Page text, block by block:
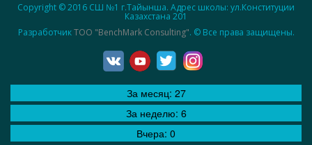
Copyright © 2016 СШ №1 г.Тайынша. Адрес школы: ул.Конституции
Казахстана 201
РазработчикТОО "BenchMark Consulting". © Все права защищены.
За месяц: 27
За неделю: 6
Вчера: 0